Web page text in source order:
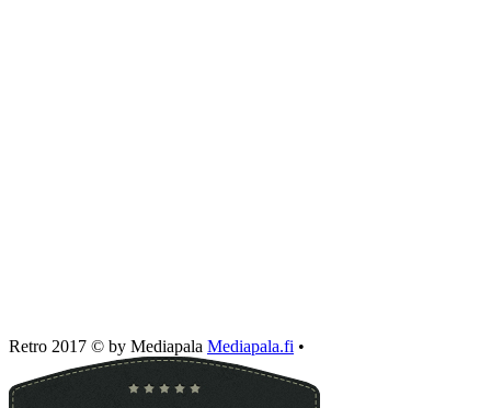
Retro 2017 © by Mediapala Mediapala.fi •